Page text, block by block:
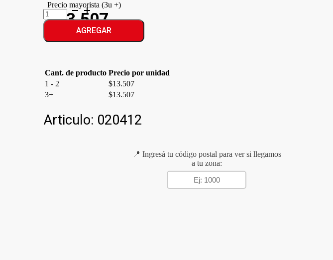
Precio mayorista (3u +)
$13.507
ARTI
TORTA
HELADA
COOKIES
cantidad
AGREGAR
Cant. de producto Precio por unidad
1 - 2
$13.507
3+
$13.507
Articulo: 020412
📍 Ingresá tu código postal para ver si llegamos
a tu zona: